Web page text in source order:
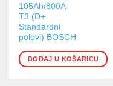
105Ah/800A
T3 (D+
Standardni
polovi) BOSCH
DODAJ U KOŠARICU